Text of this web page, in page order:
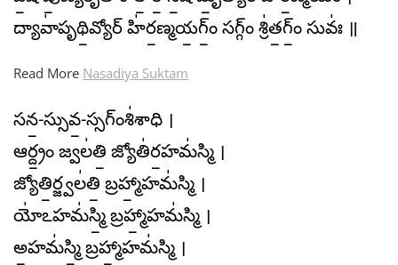
ద్యావా॑పృథి॒వ్యోర్ హి॑ర॒ణ్మయ॒గ్ం॒ సగ్గ్ం శ్రి॑త॒గ్ం॒ సువః॑ ॥
Read More Nasadiya Suktam
సన॒-స్సువ॒-స్సగ్ంశి॑శాధి ।
ఆర్ద్రం॒ జ్వల॑తి॒ జ్యోతి॑ర॒హమ॑స్మి ।
జ్యోతి॒ర్జ్వల॑తి॒ బ్రహ్మా॒హమ॑స్మి ।
యో॑ఽహమ॑స్మి॒ బ్రహ్మా॒హమ॑స్మి ।
అ॒హమ॑స్మి॒ బ్రహ్మా॒హమ॑స్మి ।